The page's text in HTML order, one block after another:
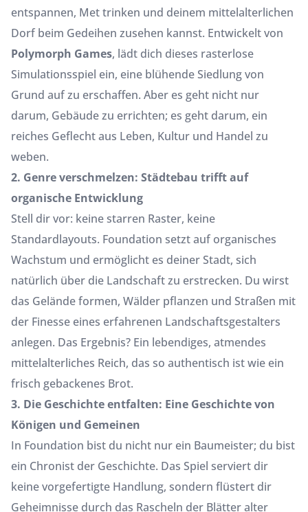
entspannen, Met trinken und deinem mittelalterlichen
Dorf beim Gedeihen zusehen kannst. Entwickelt von
Polymorph Games, lädt dich dieses rasterlose
Simulationsspiel ein, eine blühende Siedlung von
Grund auf zu erschaffen. Aber es geht nicht nur
darum, Gebäude zu errichten; es geht darum, ein
reiches Geflecht aus Leben, Kultur und Handel zu
weben.
2. Genre verschmelzen: Städtebau trifft auf
organische Entwicklung
Stell dir vor: keine starren Raster, keine
Standardlayouts. Foundation setzt auf organisches
Wachstum und ermöglicht es deiner Stadt, sich
natürlich über die Landschaft zu erstrecken. Du wirst
das Gelände formen, Wälder pflanzen und Straßen mit
der Finesse eines erfahrenen Landschaftsgestalters
anlegen. Das Ergebnis? Ein lebendiges, atmendes
mittelalterliches Reich, das so authentisch ist wie ein
frisch gebackenes Brot.
3. Die Geschichte entfalten: Eine Geschichte von
Königen und Gemeinen
In Foundation bist du nicht nur ein Baumeister; du bist
ein Chronist der Geschichte. Das Spiel serviert dir
keine vorgefertigte Handlung, sondern flüstert dir
Geheimnisse durch das Rascheln der Blätter alter